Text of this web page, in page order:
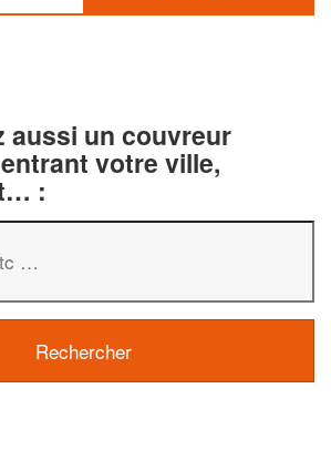
aussi un couvreur
votre ville,
: